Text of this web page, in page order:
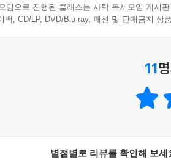
값에 사들여서 엄청난 재산을 긁어모으
런 그럴듯한 말 뒤에는 더 많은 돈을 모
더 나은 세계로 나아가는 길은 우선 ‘
적 종말의 시기인 ‘문명’으로 넘어가
을 수 있었다. 괴벨스는 우리, 즉 ‘새로
의 순교자 호르스트 베셀부터 ‘사막의
대함을 각인시키고 나아가 전쟁 의지
지도자들에게 돌렸다. ‘총통’은 그런
일인 대다수가 ‘총통’을 숭배하게 되
위한 공간”으로 만들어 사진과 꽃으로
임으로 진행된 클래스는 사락 독서모임 게시
백, CD/LP, DVD/Blu-ray, 패션 및 판매금지 상
11
별점별로 리뷰를 확인해 보세